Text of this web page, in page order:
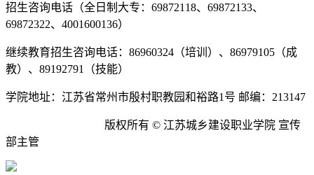
招生咨询电话（全日制大专：69872118、69872133、
69872322、4001600136）
继续教育招生咨询电话：86960324（培训）、86979105（成
教）、89192791（技能）
学院地址：江苏省常州市殷村职教园和裕路1号 邮编：213147
版权所有 © 江苏城乡建设职业学院 宣传
部主管